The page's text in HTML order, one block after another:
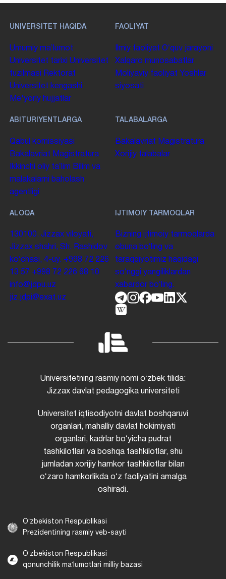
UNIVERSITET HAQIDA
Umumiy maʼlumot
Universitet tarixi Universitet
tuzilmasi Rektorat
Universitet kengashi
Me'yoriy hujjatlar
FAOLIYAT
Ilmiy faoliyat Oʻquv jarayoni
Xalqaro munosabatlar
Moliyaviy faoliyat Yoshlar
siyosati
ABITURIYENTLARGA
Qabul komissiyasi
Bakalavriat Magistratura
Ikkinchi oliy taʼlim Bilim va
malakalarni baholash
agentligi
TALABALARGA
Bakalavriat Magistratura
Xorijiy talabalar
ALOQA
130100. Jizzax viloyati,
Jizzax shahri, Sh. Rashidov
koʻchasi, 4-uy. +998 72 226
13 57 +998 72 226 68 10
info@jdpu.uz
jiz.jdpi@exat.uz
IJTIMOIY TARMOQLAR
Bizning ijtimoiy tarmoqlarda
obuna boʻling va
taraqqiyotimiz haqidagi
soʻnggi yangiliklardan
xabardor boʻling.
Universitetning rasmiy nomi oʻzbek tilida:
Jizzax davlat pedagogika universiteti
Universitet iqtisodiyotni davlat boshqaruvi
organlari, mahalliy davlat hokimiyati
organlari, kadrlar boʻyicha pudrat
tashkilotlari va boshqa tashkilotlar, shu
jumladan xorijiy hamkor tashkilotlar bilan
oʻzaro hamkorlikda oʻz faoliyatini amalga
oshiradi.
Oʻzbekiston Respublikasi
Prezidentining rasmiy veb-sayti
Oʻzbekiston Respublikasi
qonunchilik maʼlumotlari milliy bazasi